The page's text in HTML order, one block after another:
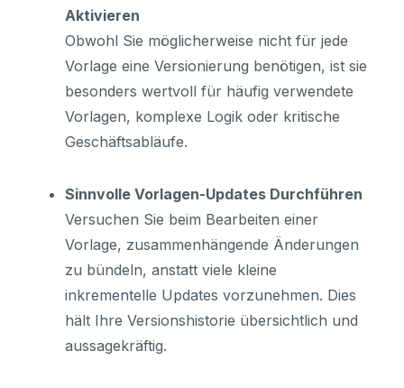
Aktivieren
Obwohl Sie möglicherweise nicht für jede
Vorlage eine Versionierung benötigen, ist sie
besonders wertvoll für häufig verwendete
Vorlagen, komplexe Logik oder kritische
Geschäftsabläufe.
Sinnvolle Vorlagen-Updates Durchführen
Versuchen Sie beim Bearbeiten einer
Vorlage, zusammenhängende Änderungen
zu bündeln, anstatt viele kleine
inkrementelle Updates vorzunehmen. Dies
hält Ihre Versionshistorie übersichtlich und
aussagekräftig.